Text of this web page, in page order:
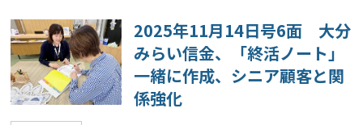
2025年11月14日号6面 大分
みらい信金、「終活ノート」
一緒に作成、シニア顧客と関
係強化